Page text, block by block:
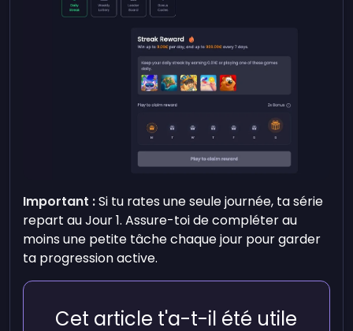
Important :Si tu rates une seule journée, ta série
repart au Jour 1. Assure-toi de compléter au
moins une petite tâche chaque jour pour garder
ta progression active.
Cet article t'a-t-il été utile